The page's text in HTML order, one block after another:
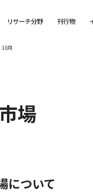
リサーチ分野 刊行物
10月
場
について